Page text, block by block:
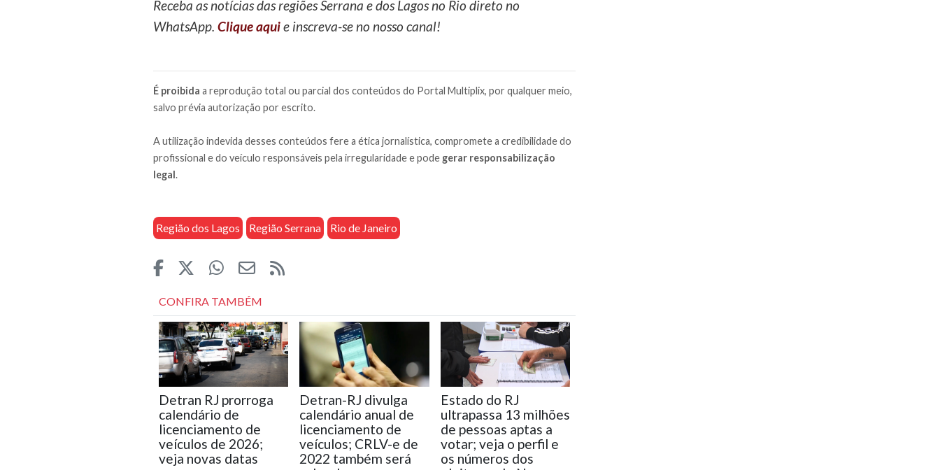
Receba as notícias das regiões Serrana e dos Lagos no Rio direto no
WhatsApp. Clique aquie inscreva-se no nosso canal!
É proibida a reprodução total ou parcial dos conteúdos do Portal Multiplix, por qualquer meio,
salvo prévia autorização por escrito.
A utilização indevida desses conteúdos fere a ética jornalística, compromete a credibilidade do
profissional e do veículo responsáveis pela irregularidade e pode gerar responsabilização
legal.
Região dos Lagos Região Serrana Rio de Janeiro
CONFIRA TAMBÉM
Detran RJ prorroga
calendário de
licenciamento de
veículos de 2026;
veja novas datas
Detran-RJ divulga
calendário anual de
licenciamento de
veículos; CRLV-e de
2022 também será
Estado do RJ
ultrapassa 13 milhões
de pessoas aptas a
votar; veja o perfil e
os números dos